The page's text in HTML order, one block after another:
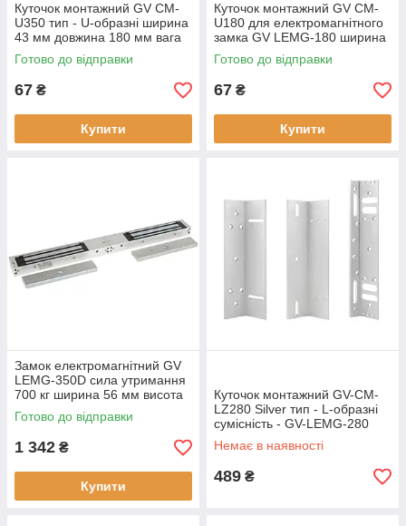
Куточок монтажний GV CM-
U350 тип - U-образні ширина
43 мм довжина 180 мм вага
0.23 кг
Готово до відправки
67 ₴
Купити
Куточок монтажний GV CM-
U180 для електромагнітного
замка GV LEMG-180 ширина
33мм довжина 140мм
Готово до відправки
67 ₴
Купити
Замок електромагнітний GV
LEMG-350D сила утримання
700 кг ширина 56 мм висота
29 мм
Готово до відправки
1 342 ₴
Купити
Куточок монтажний GV-CM-
LZ280 Silver тип - L-образні
сумісність - GV-LEMG-280
матеріал - метал
Немає в наявності
489 ₴